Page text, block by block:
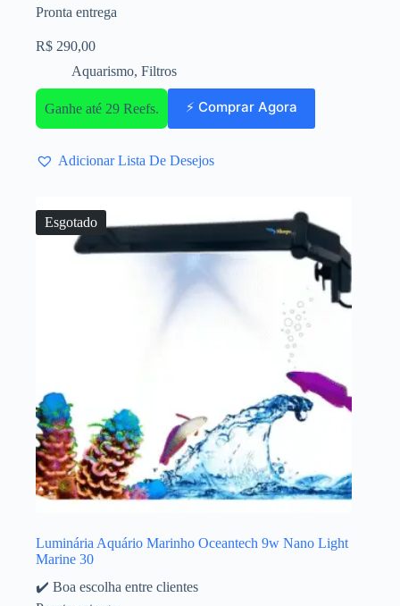
Pronta entrega
R$ 290,00
Aquarismo, Filtros
Ganhe até 29 Reefs. ⚡ Comprar Agora
Adicionar Lista De Desejos
Esgotado
Luminária Aquário Marinho Oceantech 9w Nano Light
Marine 30
✔️ Boa escolha entre clientes